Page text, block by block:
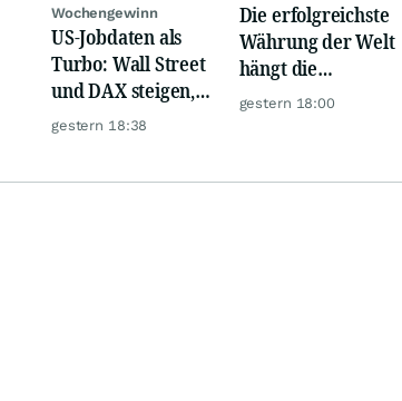
Wochengewinn
US-Jobdaten als
Turbo: Wall Street
und DAX steigen,
Gold glänzt
gestern 18:38
Die erfolgreichste
Währung der Welt
hängt die
Konkurrenz ab
gestern 18:00